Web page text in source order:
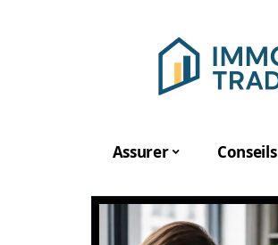
Assurer Conseils